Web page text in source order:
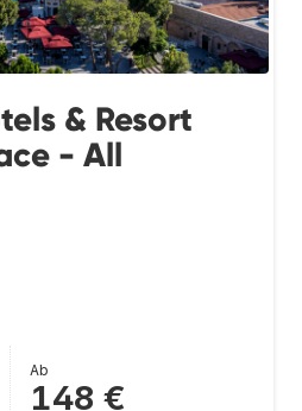
& Resort
- All
Ab
148 €